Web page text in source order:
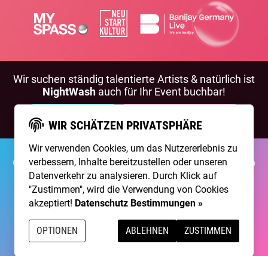
Wir suchen ständig talentierte Artists & natürlich ist
NightWash auch für Ihr Event buchbar!
©2026 Brainpool LiveÜber UnsKontaktMembership
ImpressumDatenschutz
Erstellt mit von 300 Design
Betrieben mit Care CMSand grüner IT
WIR SCHÄTZEN PRIVATSPHÄRE
Wir verwenden Cookies, um das Nutzererlebnis zu
verbessern, Inhalte bereitzustellen oder unseren
Datenverkehr zu analysieren. Durch Klick auf
"Zustimmen", wird die Verwendung von Cookies
akzeptiert! Datenschutz Bestimmungen »
OPTIONEN ABLEHNEN ZUSTIMMEN